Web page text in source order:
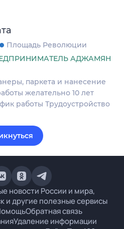
Площадь Революции
АДЖАМЯН
паркета и нанесение
желательно 10 лет
работы Трудоустройство
новости России и мира,
и другие полезные сервисы
Обратная связь
Удаление информации